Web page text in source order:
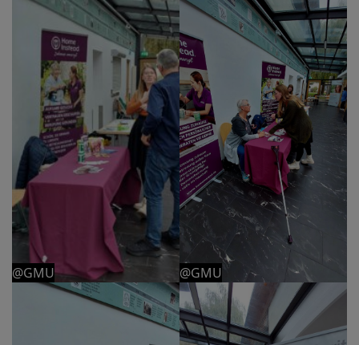
@GMU @GMU